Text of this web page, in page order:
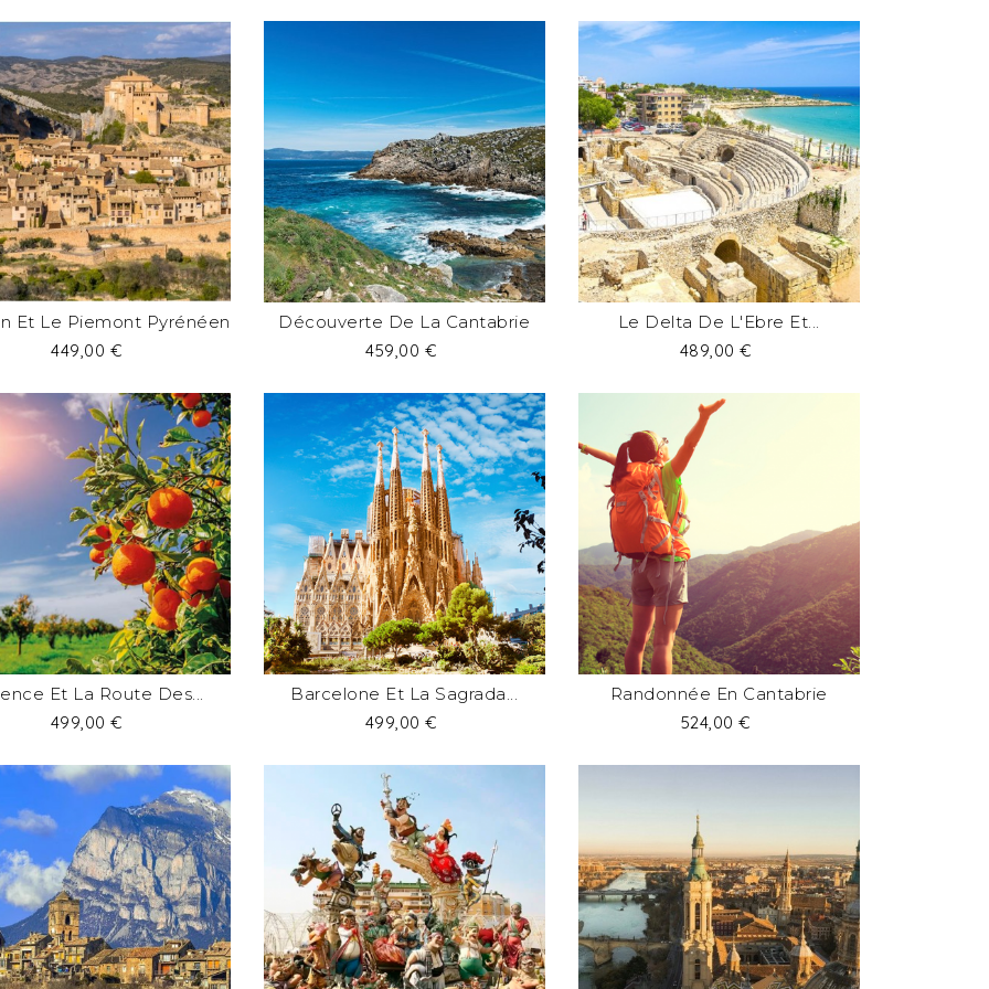
Et Le Piemont Pyrénéen
Prix
449,00 €
Découverte De La Cantabrie
Prix
459,00 €
Le Delta De L'Ebre Et...
Prix
489,00 €
Et La Route Des...
Prix
499,00 €
Barcelone Et La Sagrada...
Prix
499,00 €
Randonnée En Cantabrie
Prix
524,00 €